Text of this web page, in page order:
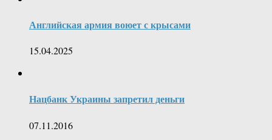
Английская армия воюет с крысами
15.04.2025
Нацбанк Украины запретил деньги
07.11.2016